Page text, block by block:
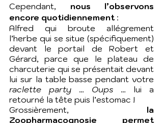
Cependant, nous l’observons
encore quotidiennement :
Alfred qui broute allégrement
l’herbe qui se situe (spécifiquement)
devant le portail de Robert et
Gérard, parce que le plateau de
charcuterie qui se présentait devant
raclette party … Oups … lui a
retourné la tête puis l’estomac !
Grossièrement, la
Zoopharmacognosie permet